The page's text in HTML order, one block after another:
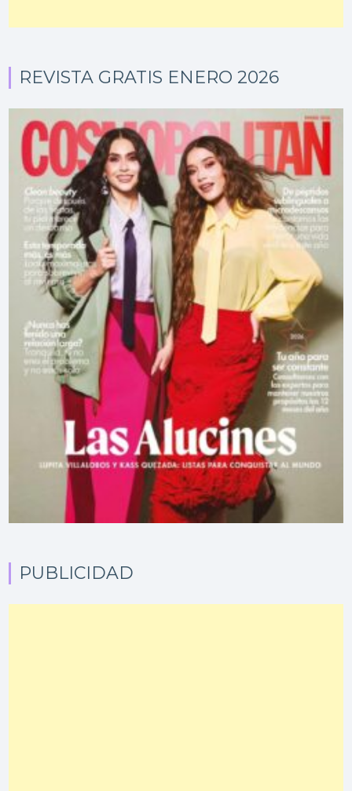
REVISTA GRATIS ENERO 2026
PUBLICIDAD